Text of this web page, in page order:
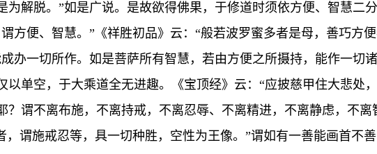
解脱。”如是广说。是故欲得佛果，于修道时须依方便、智慧二分
方便、智慧。”《祥胜初品》云：“般若波罗蜜多者是母，善巧方
办一切所作。如是菩萨所有智慧，若由方便之所摄持，能作一切
单空，于大乘道全无进趣。《宝顶经》云：“应披慈甲住大悲处
谓不离布施，不离持戒，不离忍辱、不离精进，不离静虑，不离
谓施戒忍等，具一切种胜，空性为王像。”谓如有一善能画首不